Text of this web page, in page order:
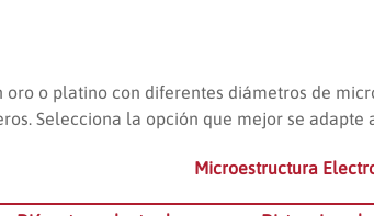
o platino con diferentes diámetros de
Selecciona la opción que mejor se adapte
Microestructura